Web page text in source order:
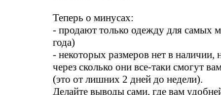
Теперь о минусах:
- продают только одежду для самых
года)
- некоторых размеров нет в наличии,
через сколько они все-таки смогут
(это от лишних 2 дней до недели).
Делайте выводы сами, где вам